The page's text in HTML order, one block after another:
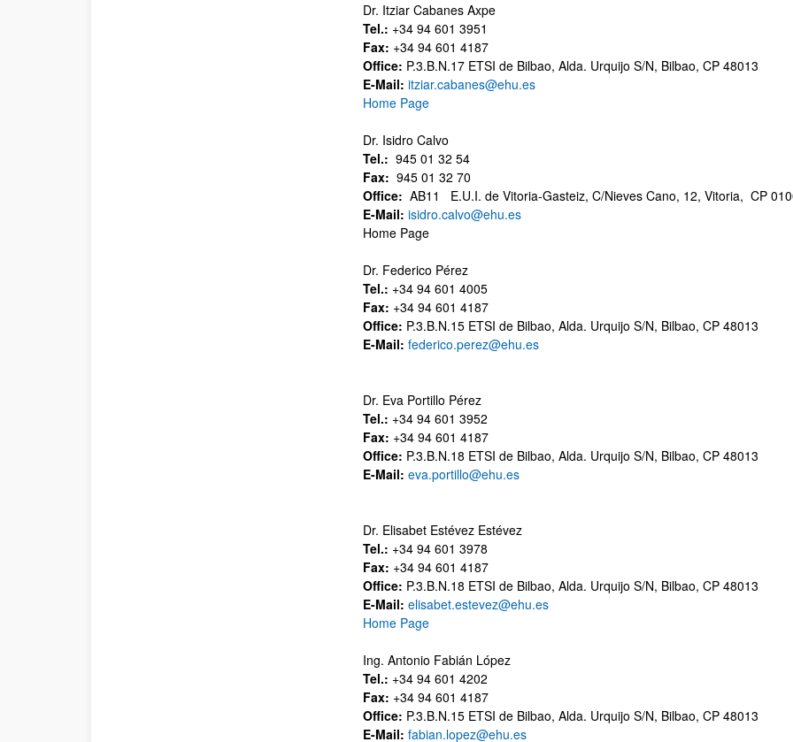
Dr. Itziar Cabanes Axpe
Tel.: +34 94 601 3951
Fax: +34 94 601 4187
Office: P.3.B.N.17 ETSI de Bilbao, Alda. Urquijo S/N, Bilbao, CP 48013
E-Mail: itziar.cabanes@ehu.es
Home Page
Dr. Isidro Calvo
Tel.: 945 01 32 54
Fax: 945 01 32 70
Office: AB11 E.U.I. de Vitoria-Gasteiz, C/Nieves Cano, 12, Vitoria, CP
E-Mail: isidro.calvo@ehu.es
Home Page
Dr. Federico Pérez
Tel.: +34 94 601 4005
Fax: +34 94 601 4187
Office: P.3.B.N.15 ETSI de Bilbao, Alda. Urquijo S/N, Bilbao, CP 48013
E-Mail: federico.perez@ehu.es
Dr. Eva Portillo Pérez
Tel.: +34 94 601 3952
Fax: +34 94 601 4187
Office: P.3.B.N.18 ETSI de Bilbao, Alda. Urquijo S/N, Bilbao, CP 48013
E-Mail: eva.portillo@ehu.es
Dr. Elisabet Estévez Estévez
Tel.: +34 94 601 3978
Fax: +34 94 601 4187
Office: P.3.B.N.18 ETSI de Bilbao, Alda. Urquijo S/N, Bilbao, CP 48013
E-Mail: elisabet.estevez@ehu.es
Home Page
Ing. Antonio Fabián López
Tel.: +34 94 601 4202
Fax: +34 94 601 4187
Office: P.3.B.N.15 ETSI de Bilbao, Alda. Urquijo S/N, Bilbao, CP 48013
E-Mail: fabian.lopez@ehu.es